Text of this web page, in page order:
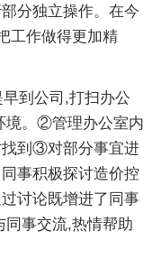
分独立操作。在今
工作做得更加精
到公司,打扫办公
境。②管理办公室内
找到③对部分事宜进
事积极探讨造价控
讨论既增进了同事
事交流,热情帮助